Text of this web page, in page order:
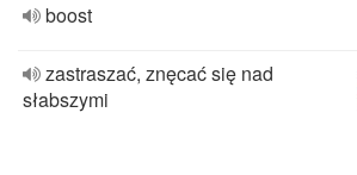
boost
zastraszać, znęcać się nad
słabszymi